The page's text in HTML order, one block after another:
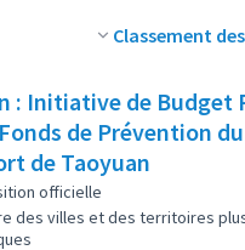
Classement
: Initiative de
de Prévention
de Taoyuan
officielle
des villes et des territoires